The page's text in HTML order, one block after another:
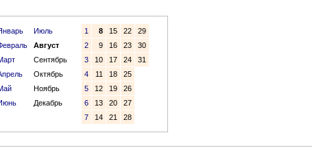
Июль
Август
Сентябрь
Октябрь
Ноябрь
Декабрь
1 8 15 22
29
2
9 16 23
30
3
10 17 24
31
4
11 18
25
5
12 19
26
6
13 20
27
7
14 21 28